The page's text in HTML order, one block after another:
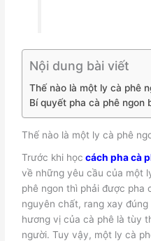
Nội dung bài viết
Thế nào là một ly cà phê
Bí quyết pha cà phê ngon
Thế nào là một ly cà phê
Trước khi học cách pha cà
về những yêu cầu của một
phê ngon thì phải được pha
nguyên chất, rang xay
hương vị của cà phê là tùy
người. Tuy vậy, một ly cà